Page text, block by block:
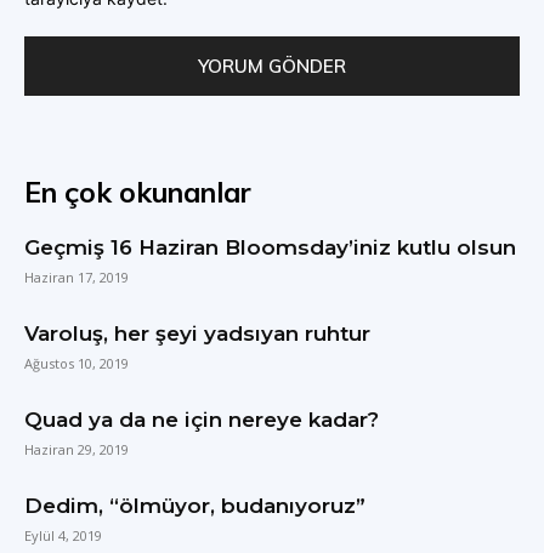
En çok okunanlar
Geçmiş 16 Haziran Bloomsday’iniz kutlu olsun
Haziran 17, 2019
Varoluş, her şeyi yadsıyan ruhtur
Ağustos 10, 2019
Quad ya da ne için nereye kadar?
Haziran 29, 2019
Dedim, “ölmüyor, budanıyoruz”
Eylül 4, 2019